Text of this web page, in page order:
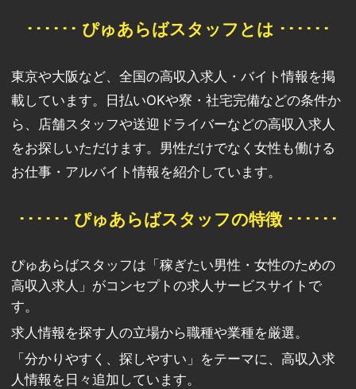
･･････ ぴゅあらばスタッフとは ･･････
東京や大阪など、全国の高収入求人・バイト情報を掲
載しています。日払いOKや寮・社宅完備などの条件か
ら、店舗スタッフや送迎ドライバーなどの高収入求人
をお探しいただけます。男性だけでなく女性も働ける
お仕事・アルバイト情報を紹介しています。
･･････ ぴゅあらばスタッフの特徴 ･･････
ぴゅあらばスタッフは「稼ぎたい男性・女性のための
高収入求人」がコンセプトの求人サービスサイトで
す。
求人情報を探す人の立場から職種や業種を厳選。
「分かりやすく、探しやすい」をテーマに、高収入求
人情報を日々追加しています。